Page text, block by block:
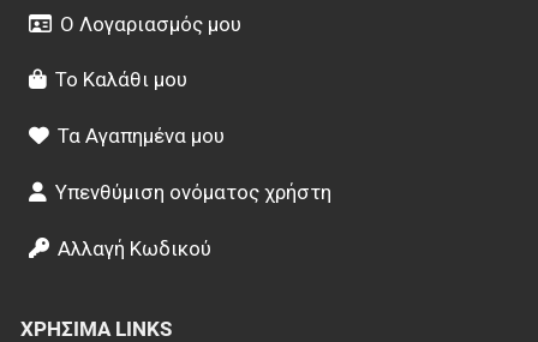
Ο Λογαριασμός μου
Το Καλάθι μου
Τα Αγαπημένα μου
Υπενθύμιση ονόματος χρήστη
Αλλαγή Κωδικού
ΧΡΉΣΙΜΑ LINKS